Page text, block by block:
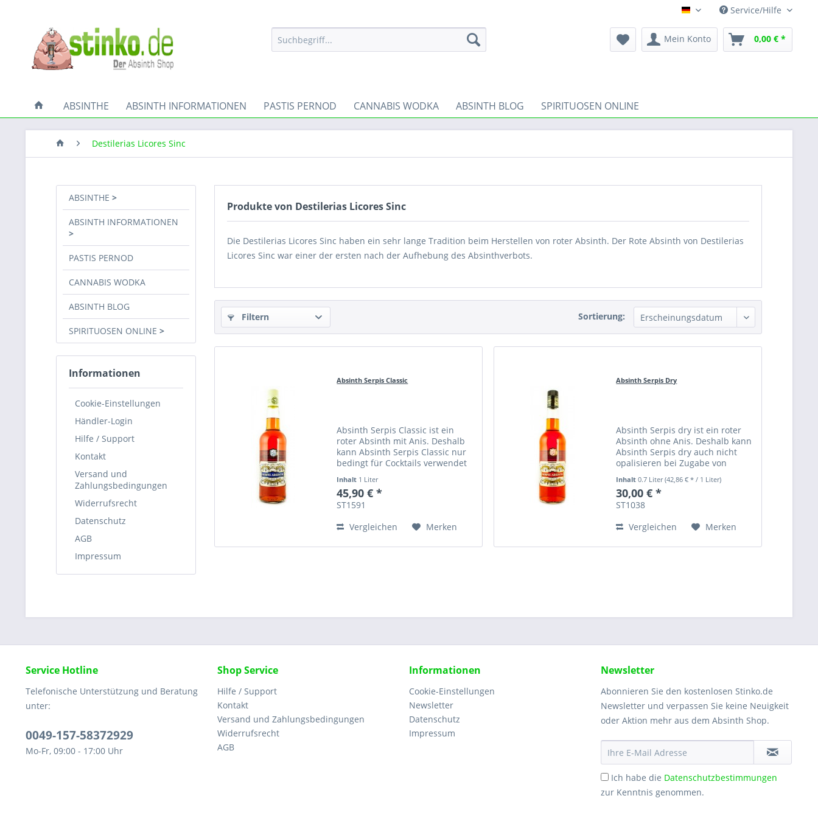
DE Service/Hilfe
Mein Konto 0,00 € *
ABSINTHE ABSINTH INFORMATIONEN PASTIS PERNOD CANNABIS WODKA ABSINTH BLOG SPIRITUOSEN ONLINE
Destilerias Licores Sinc
ABSINTHE
ABSINTH INFORMATIONEN
PASTIS PERNOD
CANNABIS WODKA
ABSINTH BLOG
SPIRITUOSEN ONLINE
Informationen
Cookie-Einstellungen
Händler-Login
Hilfe / Support
Kontakt
Versand und
Zahlungsbedingungen
Widerrufsrecht
Datenschutz
AGB
Impressum
Produkte von Destilerias Licores Sinc
Die Destilerias Licores Sinc haben ein sehr lange Tradition beim Herstellen von roter Absinth. Der Rote Absinth von Destilerias
Licores Sinc war einer der ersten nach der Aufhebung des Absinthverbots.
Filtern Sortierung:
Absinth Serpis Classic
Absinth Serpis Classic ist ein
roter Absinth mit Anis. Deshalb
kann Absinth Serpis Classic nur
bedingt für Cocktails verwendet
Inhalt 1 Liter
45,90 € *
ST1591
Vergleichen
Merken
Absinth Serpis Dry
Absinth Serpis dry ist ein roter
Absinth ohne Anis. Deshalb kann
Absinth Serpis dry auch nicht
opalisieren bei Zugabe von
Inhalt0.7 Liter(42,86 € * / 1 Liter)
30,00 € *
ST1038
Vergleichen
Merken
Service Hotline
Telefonische Unterstützung und Beratung
unter:
0049-157-58372929
Mo-Fr, 09:00 - 17:00 Uhr
Shop Service
Hilfe / Support
Kontakt
Versand und Zahlungsbedingungen
Widerrufsrecht
AGB
Informationen
Cookie-Einstellungen
Newsletter
Datenschutz
Impressum
Newsletter
Abonnieren Sie den kostenlosen Stinko.de
Newsletter und verpassen Sie keine Neuigkeit
oder Aktion mehr aus dem Absinth Shop.
Ich habe die Datenschutzbestimmungen
zur Kenntnis genommen.